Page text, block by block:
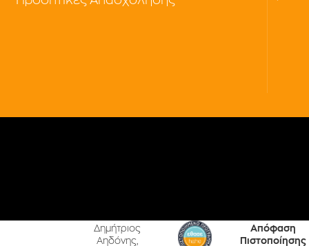
Δημήτριος
Αηδόνης,
Απόφαση
Πιστοποίησης